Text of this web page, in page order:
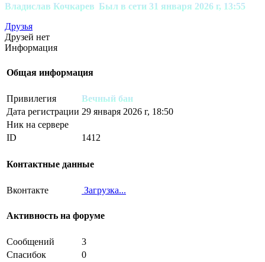
Владислав Кочкарев Был в сети 31 января 2026 г, 13:55
Друзья
Друзей нет
Информация
Общая информация
Привилегия
Вечный бан
Дата регистрации 29 января 2026 г, 18:50
Ник на сервере
ID
1412
Контактные данные
Вконтакте Загрузка...
Активность на форуме
Сообщений
3
Спасибок
0